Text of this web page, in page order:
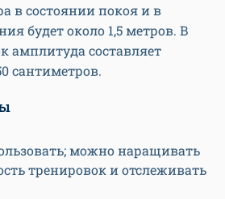
в состоянии покоя и в
будет около 1,5 метров. В
амплитуда составляет
сантиметров.
можно наращивать
тренировок и отслеживать